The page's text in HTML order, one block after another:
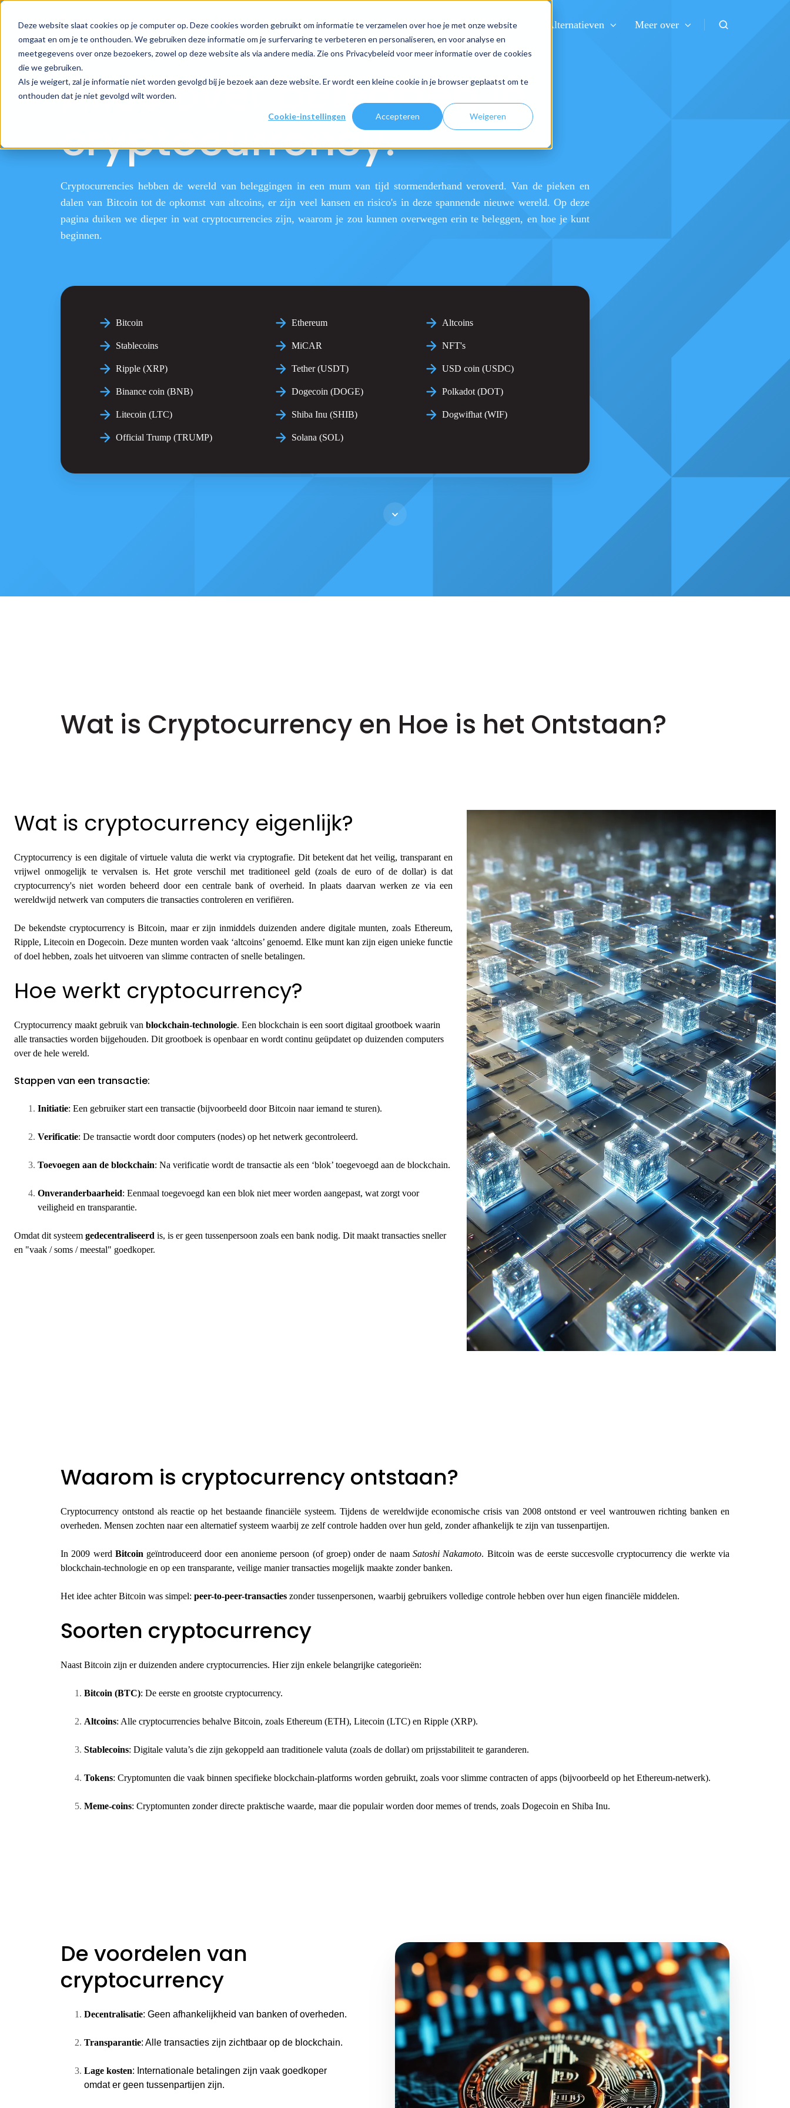
Deze website slaat cookies op je computer op. Deze cookies worden gebruikt om informatie te verzamelen over hoe je met onze website
omgaat en om je te onthouden. We gebruiken deze informatie om je surfervaring te verbeteren en personaliseren, en voor analyse en
meetgegevens over onze bezoekers, zowel op deze website als via andere media. Zie ons Privacybeleid voor meer informatie over de cookies
die we gebruiken.
Als je weigert, zal je informatie niet worden gevolgd bij je bezoek aan deze website. Er wordt een kleine cookie in je browser geplaatst om te
onthouden dat je niet gevolgd wilt worden.
Cookie-instellingen Accepteren Weigeren
Traditioneel Digitaal Alternatieven Meer over
Alles over beleggen in
cryptocurrency.
Cryptocurrencies hebben de wereld van beleggingen in een mum van tijd stormenderhand veroverd. Van de pieken en
dalen van Bitcoin tot de opkomst van altcoins, er zijn veel kansen en risico's in deze spannende nieuwe wereld. Op deze
pagina duiken we dieper in wat cryptocurrencies zijn, waarom je zou kunnen overwegen erin te beleggen, en hoe je kunt
beginnen.
Bitcoin Ethereum Altcoins
Stablecoins MiCAR NFT's
Ripple (XRP) Tether (USDT) USD coin (USDC)
Binance coin (BNB) Dogecoin (DOGE) Polkadot (DOT)
Litecoin (LTC) Shiba Inu (SHIB) Dogwifhat (WIF)
Official Trump (TRUMP) Solana (SOL)
Wat is Cryptocurrency en Hoe is het Ontstaan?
Wat is cryptocurrency eigenlijk?
Cryptocurrency is een digitale of virtuele valuta die werkt via cryptografie. Dit betekent dat het veilig, transparant en
vrijwel onmogelijk te vervalsen is. Het grote verschil met traditioneel geld (zoals de euro of de dollar) is dat
cryptocurrency's niet worden beheerd door een centrale bank of overheid. In plaats daarvan werken ze via een
wereldwijd netwerk van computers die transacties controleren en verifiëren.
De bekendste cryptocurrency is Bitcoin, maar er zijn inmiddels duizenden andere digitale munten, zoals Ethereum,
Ripple, Litecoin en Dogecoin. Deze munten worden vaak ‘altcoins’ genoemd. Elke munt kan zijn eigen unieke functie
of doel hebben, zoals het uitvoeren van slimme contracten of snelle betalingen.
Hoe werkt cryptocurrency?
Cryptocurrency maakt gebruik van blockchain-technologie. Een blockchain is een soort digitaal grootboek waarin
alle transacties worden bijgehouden. Dit grootboek is openbaar en wordt continu geüpdatet op duizenden computers
over de hele wereld.
Stappen van een transactie:
Initiatie: Een gebruiker start een transactie (bijvoorbeeld door Bitcoin naar iemand te sturen).
Verificatie: De transactie wordt door computers (nodes) op het netwerk gecontroleerd.
Toevoegen aan de blockchain: Na verificatie wordt de transactie als een ‘blok’ toegevoegd aan de blockchain.
Onveranderbaarheid: Eenmaal toegevoegd kan een blok niet meer worden aangepast, wat zorgt voor
veiligheid en transparantie.
Omdat dit systeem gedecentraliseerd is, is er geen tussenpersoon zoals een bank nodig. Dit maakt transacties sneller
en "vaak / soms / meestal" goedkoper.
Waarom is cryptocurrency ontstaan?
Cryptocurrency ontstond als reactie op het bestaande financiële systeem. Tijdens de wereldwijde economische crisis van 2008 ontstond er veel wantrouwen richting banken en
overheden. Mensen zochten naar een alternatief systeem waarbij ze zelf controle hadden over hun geld, zonder afhankelijk te zijn van tussenpartijen.
In 2009 werd Bitcoin geïntroduceerd door een anonieme persoon (of groep) onder de naamSatoshi Nakamoto. Bitcoin was de eerste succesvolle cryptocurrency die werkte via
blockchain-technologie en op een transparante, veilige manier transacties mogelijk maakte zonder banken.
Het idee achter Bitcoin was simpel: peer-to-peer-transacties zonder tussenpersonen, waarbij gebruikers volledige controle hebben over hun eigen financiële middelen.
Soorten cryptocurrency
Naast Bitcoin zijn er duizenden andere cryptocurrencies. Hier zijn enkele belangrijke categorieën:
Bitcoin (BTC): De eerste en grootste cryptocurrency.
Altcoins: Alle cryptocurrencies behalve Bitcoin, zoals Ethereum (ETH), Litecoin (LTC) en Ripple (XRP).
Stablecoins: Digitale valuta’s die zijn gekoppeld aan traditionele valuta (zoals de dollar) om prijsstabiliteit te garanderen.
Tokens: Cryptomunten die vaak binnen specifieke blockchain-platforms worden gebruikt, zoals voor slimme contracten of apps (bijvoorbeeld op het Ethereum-netwerk).
Meme-coins: Cryptomunten zonder directe praktische waarde, maar die populair worden door memes of trends, zoals Dogecoin en Shiba Inu.
De voordelen van
cryptocurrency
Decentralisatie: Geen afhankelijkheid van banken of overheden.
Transparantie: Alle transacties zijn zichtbaar op de blockchain.
Lage kosten: Internationale betalingen zijn vaak goedkoper
omdat er geen tussenpartijen zijn.